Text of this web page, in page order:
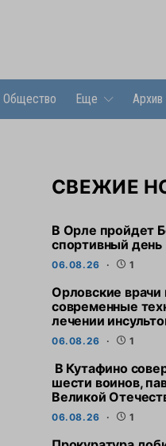
Общество Еще Архив
СВЕЖИЕ
В Орле пройдет
спортивный день
06.08.26 1
Орловские
современные
лечении
06.08.26 1
В Кутафино
шести воинов,
Великой
06.08.26 1